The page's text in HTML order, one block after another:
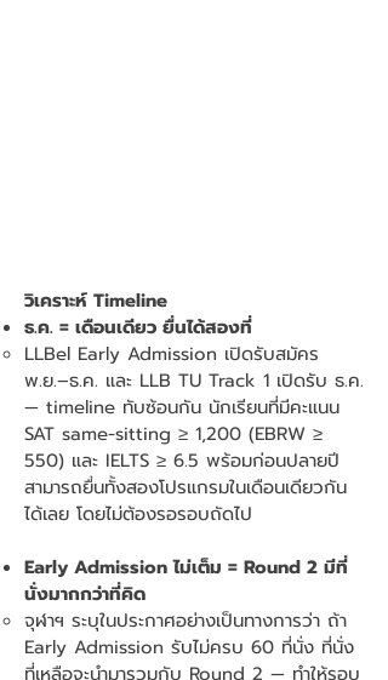
วิเคราะห์ Timeline
ธ.ค. = เดือนเดียว ยื่นได้สองที่
LLBel Early Admission เปิดรับสมัคร
พ.ย.–ธ.ค. และ LLB TU Track 1 เปิดรับ ธ.ค.
— timeline ทับซ้อนกัน นักเรียนที่มีคะแนน
SAT same-sitting ≥ 1,200 (EBRW ≥
550) และ IELTS ≥ 6.5 พร้อมก่อนปลายปี
สามารถยื่นทั้งสองโปรแกรมในเดือนเดียวกัน
ได้เลย โดยไม่ต้องรอรอบถัดไป
Early Admission ไม่เต็ม = Round 2 มีที่
นั่งมากกว่าที่คิด
จุฬาฯ ระบุในประกาศอย่างเป็นทางการว่า ถ้า
Early Admission รับไม่ครบ 60 ที่นั่ง ที่นั่ง
ที่เหลือจะนำมารวมกับ Round 2 — ทำให้รอบ